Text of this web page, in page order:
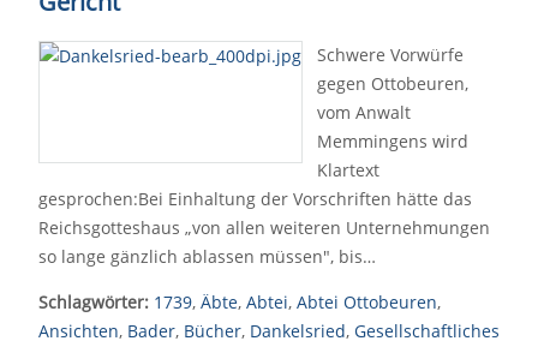
Schwere Vorwürfe
gegen Ottobeuren,
vom Anwalt
Memmingens wird
Klartext
gesprochen:Bei Einhaltung der Vorschriften hätte das
Reichsgotteshaus „von allen weiteren Unternehmungen
so lange gänzlich ablassen müssen", bis…
Schlagwörter: 1739, Äbte, Abtei, Abtei Ottobeuren,
Ansichten, Bader, Bücher, Dankelsried, Gesellschaftliches